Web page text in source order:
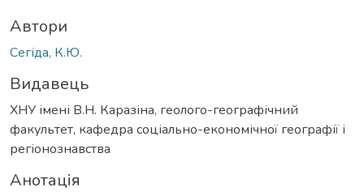
Автори
Сегіда, К.Ю.
Видавець
ХНУ імені В.Н. Каразіна, геолого-географічний
факультет, кафедра соціально-економічної географії і
регіонознавства
Анотація